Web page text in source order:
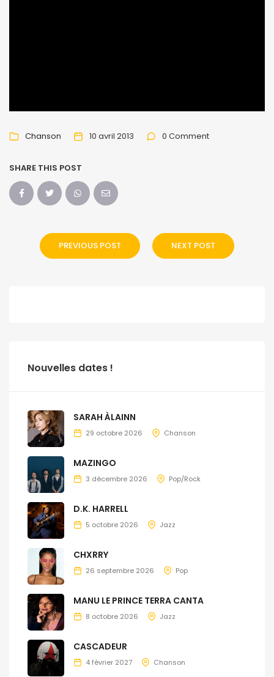
Chanson 10 avril 2013 0 Comment
SHARE THIS POST
PREVIOUS POST NEXT POST
Nouvelles dates !
SARAH ÀLAINN
29 octobre 2026 Chanson
MAZINGO
3 décembre 2026 Pop/Rock
D.K. HARRELL
5 octobre 2026 Jazz
CHXRRY
26 septembre 2026 Pop
MANU LE PRINCE TERRA CANTA
8 octobre 2026 Jazz
CASCADEUR
4 février 2027 Chanson